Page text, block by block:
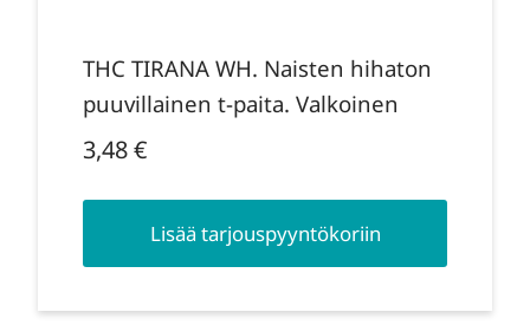
THC TIRANA WH. Naisten hihaton
puuvillainen t-paita. Valkoinen
3,48€
Lisää tarjouspyyntökoriin